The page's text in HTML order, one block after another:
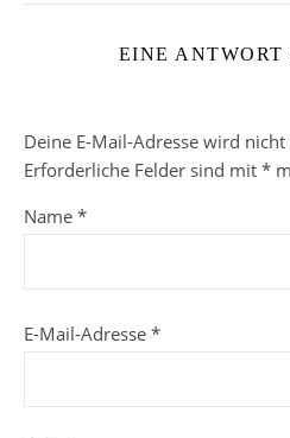
EINE ANTWORT
Deine E-Mail-Adresse wird
Erforderliche Felder sind mit *
Name *
E-Mail-Adresse *